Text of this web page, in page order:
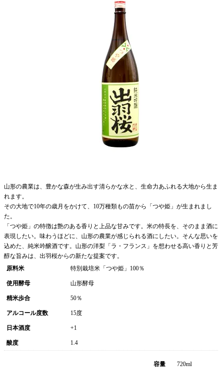
山形の農業は、豊かな森が生み出す清らかな水と、生命力あふれる大地から生ま
れます。
その大地で10年の歳月をかけて、10万種類もの苗から「つや姫」が生まれまし
た。
「つや姫」の特徴は艶のある香りと上品な甘みです。米の特長を、そのまま酒に
表現したい。味わうほどに、山形の農業が感じられる酒にしたい。そんな思いを
込めた、純米吟醸酒です。山形の洋梨「ラ・フランス」を想わせる高い香りと芳
醇な旨みは、出羽桜からの新たな提案です。
原料米
特別栽培米「つや姫」100％
使用酵母 山形酵母
精米歩合 50％
アルコール度数 15度
日本酒度 +1
酸度 1.4
容量 720ml